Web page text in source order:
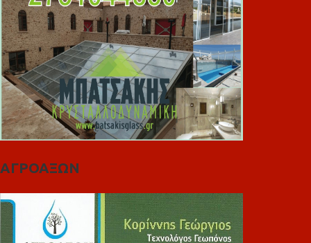
ΑΓΡΟΑΞΩΝ